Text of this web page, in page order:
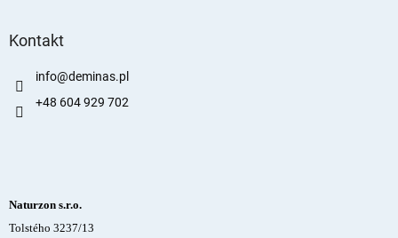
Kontakt
info@deminas.pl
+48 604 929 702
Naturzon s.r.o.
Tolstého 3237/13